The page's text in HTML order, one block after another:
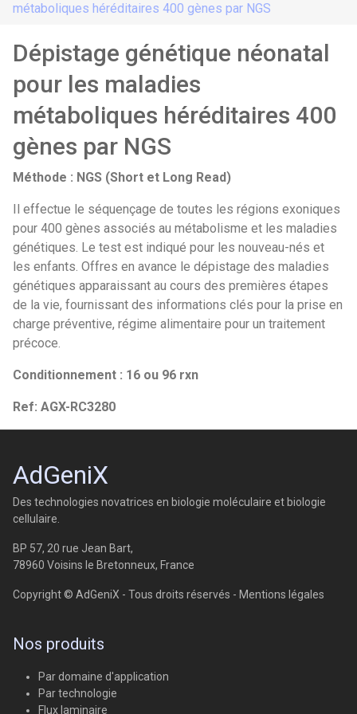
métaboliques héréditaires 400 gènes par NGS
Dépistage génétique néonatal
pour les maladies
métaboliques héréditaires 400
gènes par NGS
Méthode : NGS (Short et Long Read)
Il effectue le séquençage de toutes les régions exoniques
pour 400 gènes associés au métabolisme et les maladies
génétiques. Le test est indiqué pour les nouveau-nés et
les enfants. Offres en avance le dépistage des maladies
génétiques apparaissant au cours des premières étapes
de la vie, fournissant des informations clés pour la prise en
charge préventive, régime alimentaire pour un traitement
précoce.
Conditionnement : 16 ou 96 rxn
Ref: AGX-RC3280
AdGeniX
Des technologies novatrices en biologie moléculaire et biologie
cellulaire.
BP 57, 20 rue Jean Bart,
78960 Voisins le Bretonneux, France
Copyright © AdGeniX - Tous droits réservés - Mentions légales
Nos produits
Par domaine d'application
Par technologie
Flux laminaire